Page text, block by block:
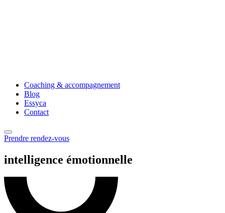
Coaching & accompagnement
Blog
Essyca
Contact
Prendre rendez-vous
intelligence émotionnelle